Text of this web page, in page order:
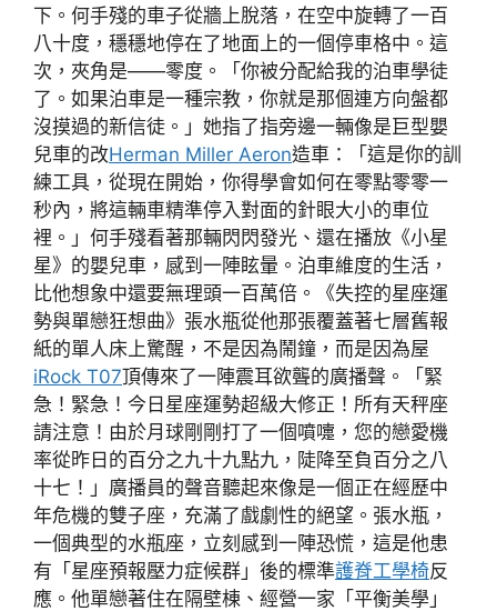
下。何手殘的車子從牆上脫落，在空中旋轉了一百
八十度，穩穩地停在了地面上的一個停車格中。這
次，夾角是——零度。「你被分配給我的泊車學徒
了。如果泊車是一種宗教，你就是那個連方向盤都
沒摸過的新信徒。」她指了指旁邊一輛像是巨型嬰
兒車的改Herman Miller Aeron造車：「這是你的訓
練工具，從現在開始，你得學會如何在零點零零一
秒內，將這輛車精準停入對面的針眼大小的車位
裡。」何手殘看著那輛閃閃發光、還在播放《小星
星》的嬰兒車，感到一陣眩暈。泊車維度的生活，
比他想象中還要無理頭一百萬倍。《失控的星座運
勢與單戀狂想曲》張水瓶從他那張覆蓋著七層舊報
紙的單人床上驚醒，不是因為鬧鐘，而是因為屋
iRock T07頂傳來了一陣震耳欲聾的廣播聲。「緊
急！緊急！今日星座運勢超級大修正！所有天秤座
請注意！由於月球剛剛打了一個噴嚏，您的戀愛機
率從昨日的百分之九十九點九，陡降至負百分之八
十七！」廣播員的聲音聽起來像是一個正在經歷中
年危機的雙子座，充滿了戲劇性的絕望。張水瓶，
一個典型的水瓶座，立刻感到一陣恐慌，這是他患
有「星座預報壓力症候群」後的標準護脊工學椅反
應。他單戀著住在隔壁棟、經營一家「平衡美學」